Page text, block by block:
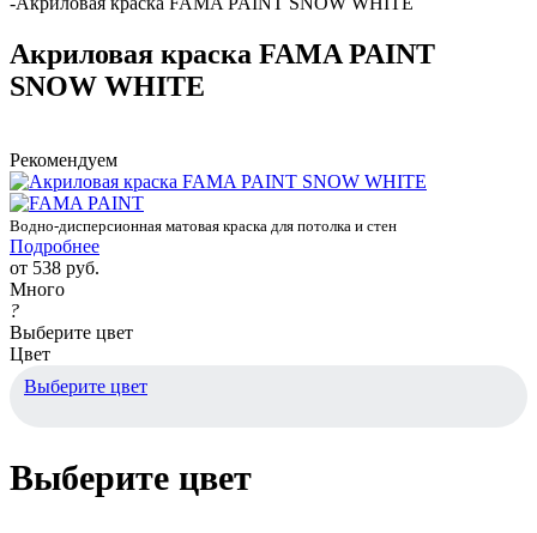
Акриловая краска FAMA PAINT
SNOW WHITE
Рекомендуем
Водно-дисперсионная матовая краска для потолка и стен
Подробнее
от 538 руб.
Много
?
Выберите цвет
Цвет
Выберите цвет
Выберите цвет